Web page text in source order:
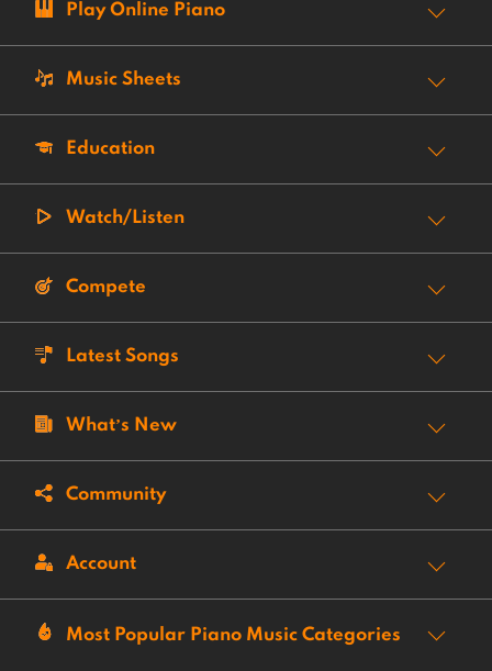
Play Online Piano
Music Sheets
Education
Watch/Listen
Compete
Latest Songs
What’s New
Community
Account
Most Popular Piano Music Categories